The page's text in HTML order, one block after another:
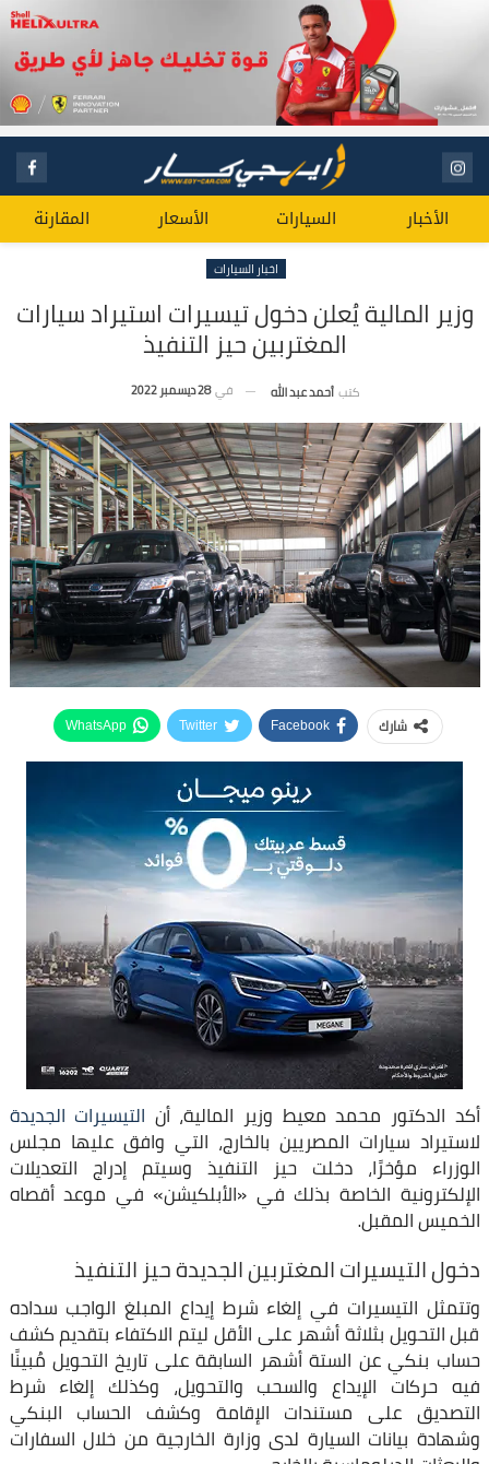
الأخبار السيارات الأسعار المقارنة
اخبار السيارات
وزير المالية يُعلن دخول تيسيرات استيراد سيارات
المغتربين حيز التنفيذ
كتب أحمد عبد الله في 28 ديسمبر 2022
شارك Facebook
Twitter
WhatsApp
أكد الدكتور محمد معيط وزير المالية، أن التيسيرات الجديدة
لاستيراد سيارات المصريين بالخارج، التي وافق عليها مجلس
الوزراء مؤخرًا، دخلت حيز التنفيذ وسيتم إدراج التعديلات
الإلكترونية الخاصة بذلك في «الأبلكيشن» في موعد أقصاه
الخميس المقبل.
دخول التيسيرات المغتربين الجديدة حيز التنفيذ
وتتمثل التيسيرات في إلغاء شرط إيداع المبلغ الواجب سداده
قبل التحويل بثلاثة أشهر على الأقل ليتم الاكتفاء بتقديم كشف
حساب بنكي عن الستة أشهر السابقة على تاريخ التحويل مُبينًا
فيه حركات الإيداع والسحب والتحويل، وكذلك إلغاء شرط
التصديق على مستندات الإقامة وكشف الحساب البنكي
وشهادة بيانات السيارة لدى وزارة الخارجية من خلال السفارات